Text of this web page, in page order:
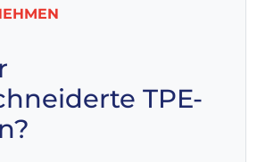
TPE-